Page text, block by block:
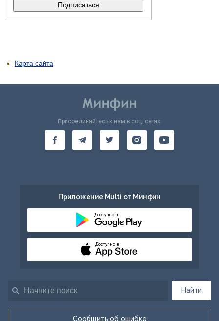
Карта сайта
Найти
Сообщить об ошибке
Присоединяйтесь к нам в соц. сетях:
Приложение Multi от Минфин
Доступно в
Доступно в